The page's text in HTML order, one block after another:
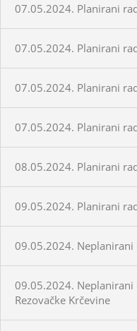
07.05.2024. Planirani
07.05.2024. Planirani
07.05.2024. Planirani
07.05.2024. Planirani
08.05.2024. Planirani
09.05.2024. Planirani
09.05.2024.
09.05.2024.
Rezovačke Krčevine